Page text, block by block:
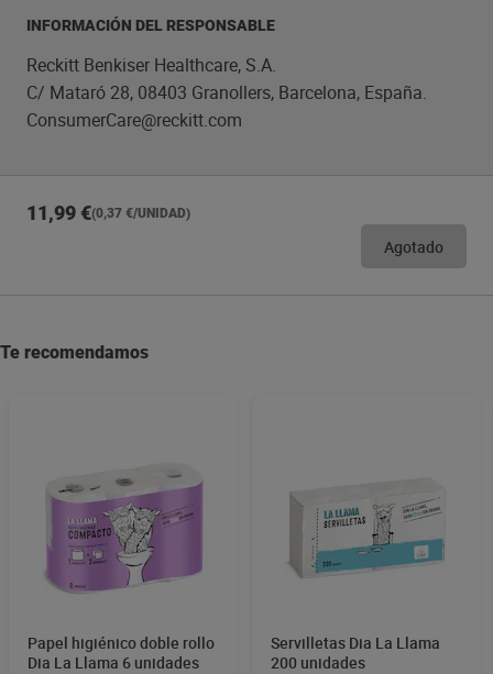
INFORMACIÓN DEL RESPONSABLE
Reckitt Benkiser Healthcare, S.A.
C/ Mataró 28, 08403 Granollers, Barcelona, España.
ConsumerCare@reckitt.com
11,99 €(0,37 €/UNIDAD)
Agotado
Te recomendamos
Papel higiénico doble rollo
Dia La Llama 6 unidades
Servilletas Dia La Llama
200 unidades